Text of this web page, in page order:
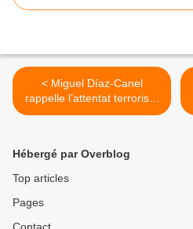
< Miguel Díaz-Canel
rappelle l’attentat terroriste
contre un avion de ligne
Hébergé par Overblog
Top articles
Pages